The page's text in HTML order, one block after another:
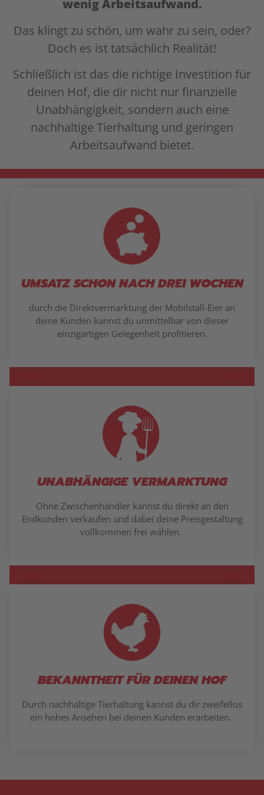
wenig Arbeitsaufwand.
Das klingt zu schön, um wahr zu sein, oder?
Doch es ist tatsächlich Realität!
Schließlich ist das die richtige Investition für
deinen Hof, die dir nicht nur finanzielle
Unabhängigkeit, sondern auch eine
nachhaltige Tierhaltung und geringen
Arbeitsaufwand bietet.
UMSATZ SCHON NACH DREI WOCHEN
durch die Direktvermarktung der Mobilstall-Eier an
deine Kunden kannst du unmittelbar von dieser
einzigartigen Gelegenheit profitieren.
UNABHÄNGIGE VERMARKTUNG
Ohne Zwischenhändler kannst du direkt an den
Endkunden verkaufen und dabei deine Preisgestaltung
vollkommen frei wählen.
BEKANNTHEIT FÜR DEINEN HOF
Durch nachhaltige Tierhaltung kannst du dir zweifellos
ein hohes Ansehen bei deinen Kunden erarbeiten.